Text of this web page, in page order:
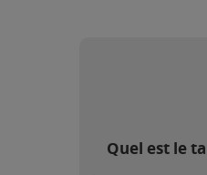
Quel est le